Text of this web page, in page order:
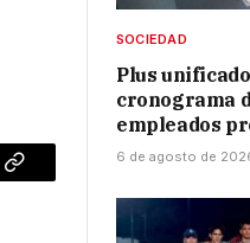
Copy
SOCIEDAD
Plus
cronograma
empleados
6 de agosto de